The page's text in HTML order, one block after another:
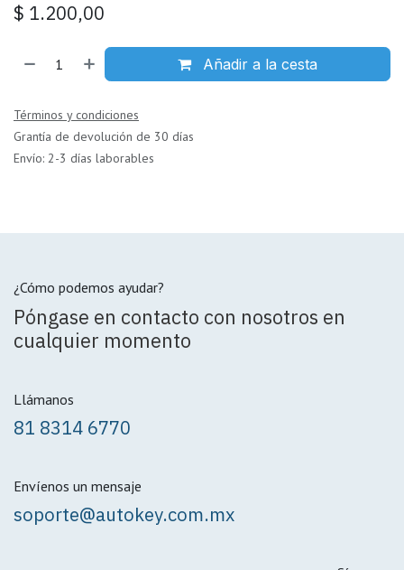
$ 1.200,00
Añadir a la cesta
Términos y condiciones
Grantía de devolución de 30 días
Envío: 2-3 días laborables
¿Cómo podemos ayudar?
Póngase en contacto con nosotros en
cualquier momento
Llámanos
81 8314 6770
Envíenos un mensaje
soporte@autokey.com.mx